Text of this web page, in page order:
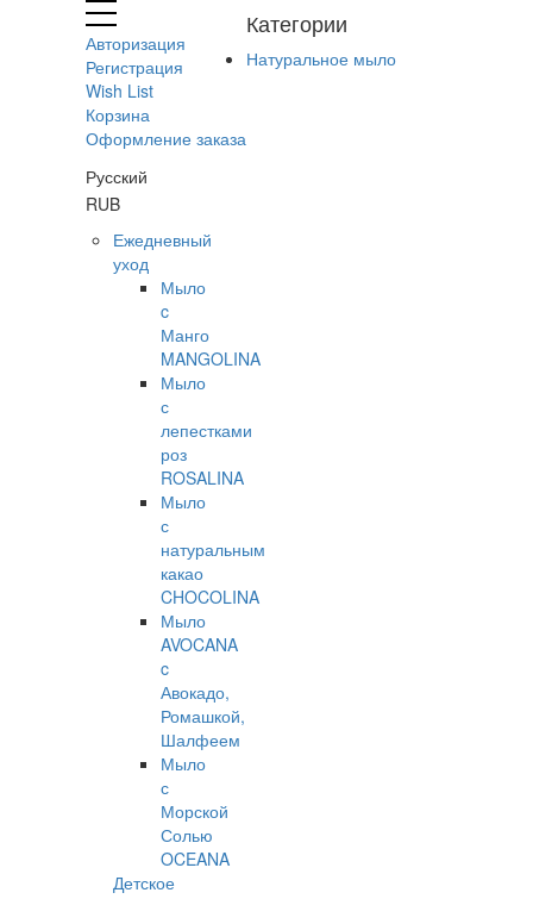
Авторизация
Регистрация
Wish List
Корзина
Оформление заказа
Русский
RUB
Категории
Натуральное мыло
Ежедневный
уход
Мыло
c
Манго
MANGOLINA
Мыло
с
лепестками
роз
ROSALINA
Мыло
с
натуральным
какао
CHOCOLINA
Мыло
AVOCANA
c
Авокадо,
Ромашкой,
Шалфеем
Мыло
с
Морской
Солью
OCEANA
Детское